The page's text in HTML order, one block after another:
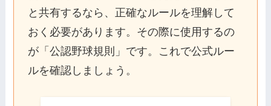
と共有するなら、正確なルールを理解して
おく必要があります。その際に使用するの
が「公認野球規則」です。これで公式ルー
ルを確認しましょう。